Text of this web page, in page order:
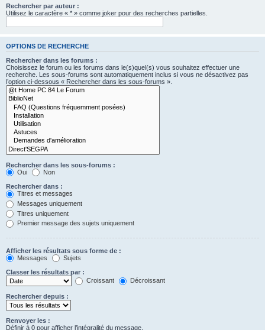
Rechercher par auteur :
Utilisez le caractère « * » comme joker pour des recherches partielles.
OPTIONS DE RECHERCHE
Rechercher dans les forums :
Choisissez le forum ou les forums dans le(s)quel(s) vous souhaitez effectuer une
recherche. Les sous-forums sont automatiquement inclus si vous ne désactivez pas
l’option ci-dessous « Rechercher dans les sous-forums ».
Rechercher dans les sous-forums :
Oui
Non
Rechercher dans :
Titres et messages
Messages uniquement
Titres uniquement
Premier message des sujets uniquement
Afficher les résultats sous forme de :
Messages
Sujets
Classer les résultats par :
Croissant
Décroissant
Rechercher depuis :
Renvoyer les :
Définir à 0 pour afficher l’intégralité du message.